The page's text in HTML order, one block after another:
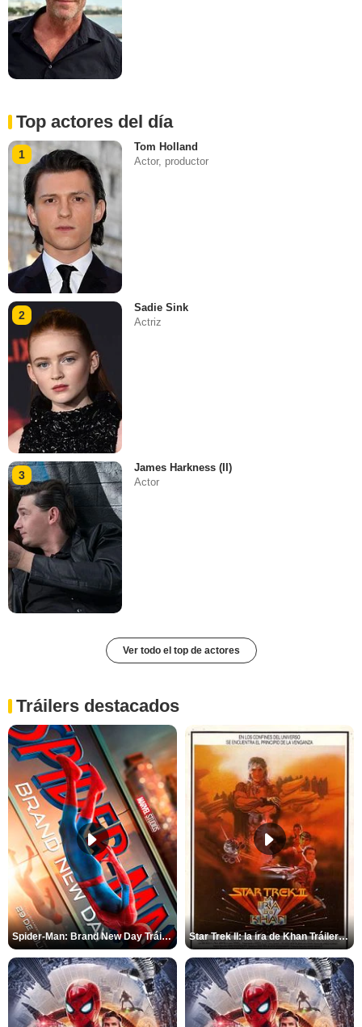
Top actores del día
1
Tom Holland
Actor, productor
2
Sadie Sink
Actriz
3
James Harkness (II)
Actor
Ver todo el top de actores
Tráilers destacados
Spider-Man: Brand New Day Tráiler (3) Star Trek II: la ira de Khan Tráiler VO